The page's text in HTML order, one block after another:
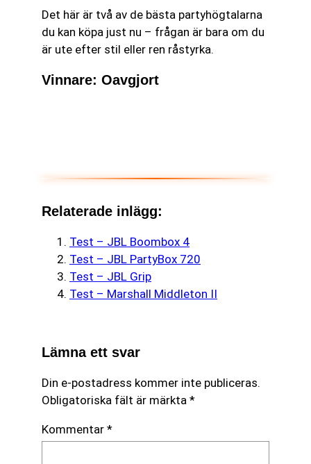
Det här är två av de bästa partyhögtalarna
du kan köpa just nu – frågan är bara om du
är ute efter stil eller ren råstyrka.
Vinnare: Oavgjort
Relaterade inlägg:
Test – JBL Boombox 4
Test – JBL PartyBox 720
Test – JBL Grip
Test – Marshall Middleton II
Lämna ett svar
Din e-postadress kommer inte publiceras.
Obligatoriska fält är märkta *
Kommentar *